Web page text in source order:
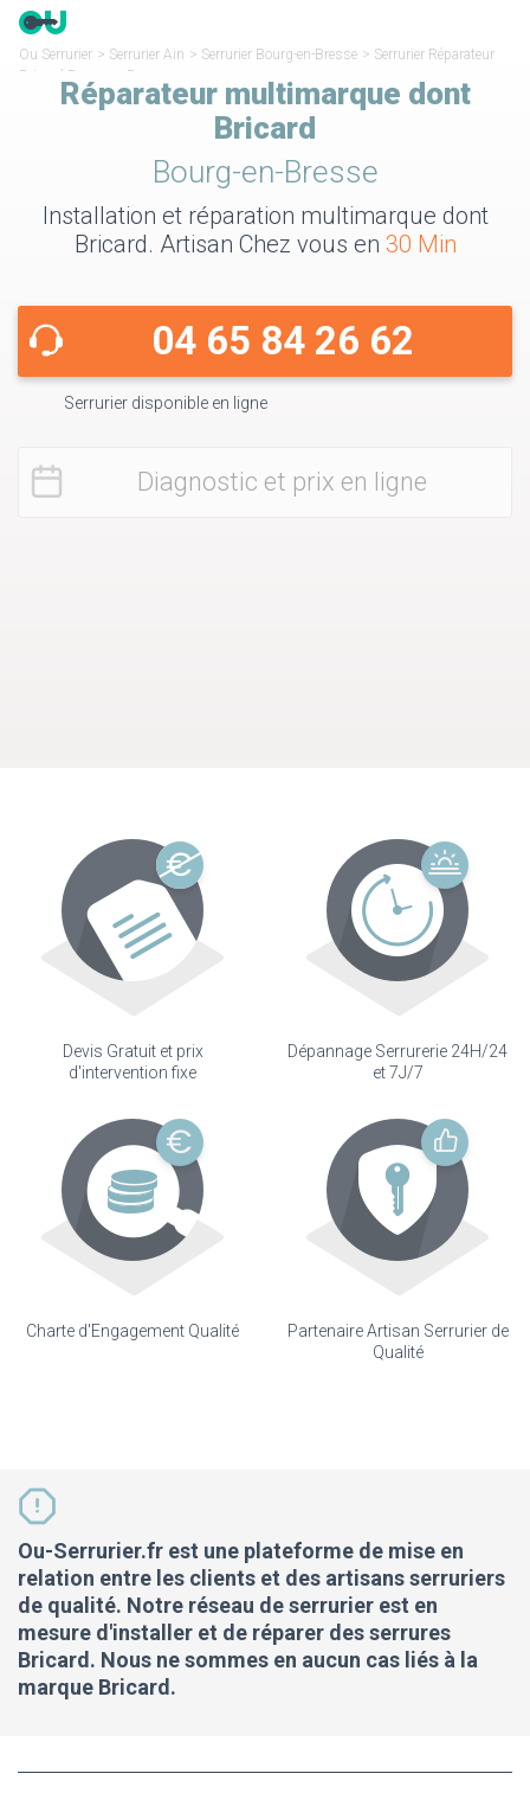
Ou Serrurier > Serrurier Ain > Serrurier Bourg-en-Bresse > Serrurier Réparateur
Bricard Bourg-en-Bresse
Réparateur multimarque dont
Bricard
Bourg-en-Bresse
Installation et réparation multimarque dont
Bricard. Artisan Chez vous en 30 Min
04 65 84 26 62
Serrurier disponible en ligne
Diagnostic et prix en ligne
Devis Gratuit et prix
d'intervention fixe
Dépannage Serrurerie 24H/24
et 7J/7
Charte d'Engagement Qualité
Partenaire Artisan Serrurier de
Qualité
Ou-Serrurier.fr est une plateforme de mise en
relation entre les clients et des artisans serruriers
de qualité. Notre réseau de serrurier est en
mesure d'installer et de réparer des serrures
Bricard. Nous ne sommes en aucun cas liés à la
marque Bricard.